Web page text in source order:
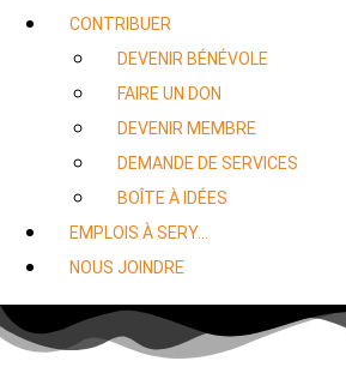
CONTRIBUER
DEVENIR BÉNÉVOLE
FAIRE UN DON
DEVENIR MEMBRE
DEMANDE DE SERVICES
BOÎTE À IDÉES
EMPLOIS À SERY…
NOUS JOINDRE